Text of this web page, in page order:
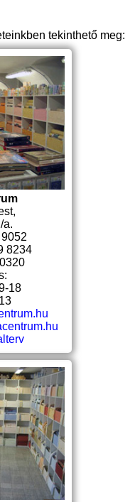
tekinthető meg:
a.
8234
18